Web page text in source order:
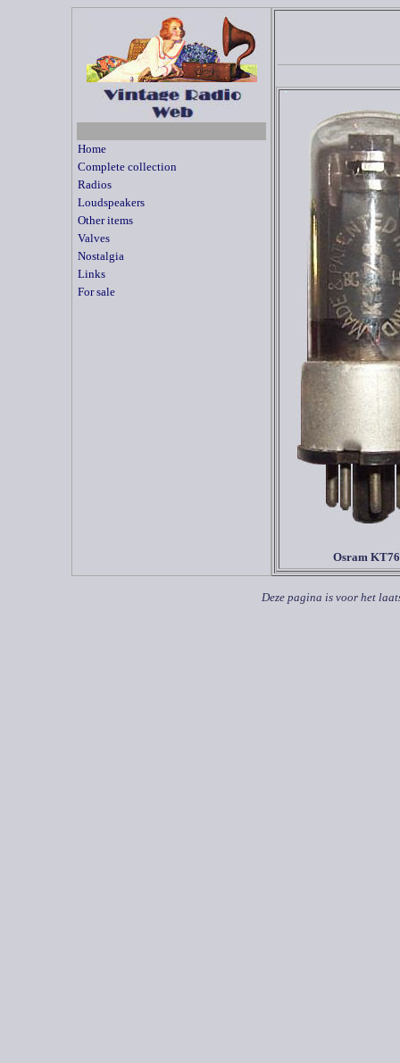
Home
Complete collection
Radios
Loudspeakers
Other items
Valves
Nostalgia
Links
For sale
Osram KT76
Deze pagina is voor het